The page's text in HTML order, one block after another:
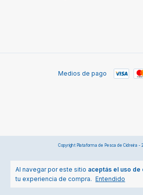
Al navegar por este sitio aceptás el uso de
tu experiencia de compra. Entendido
Medios de pago
Copyright Plataforma de Pesca de Cidreira -